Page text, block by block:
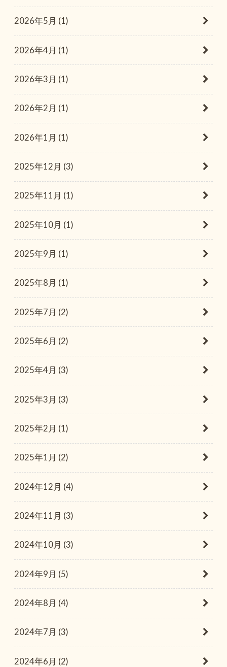
2026年5月 (1)
2026年4月 (1)
2026年3月 (1)
2026年2月 (1)
2026年1月 (1)
2025年12月 (3)
2025年11月 (1)
2025年10月 (1)
2025年9月 (1)
2025年8月 (1)
2025年7月 (2)
2025年6月 (2)
2025年4月 (3)
2025年3月 (3)
2025年2月 (1)
2025年1月 (2)
2024年12月 (4)
2024年11月 (3)
2024年10月 (3)
2024年9月 (5)
2024年8月 (4)
2024年7月 (3)
2024年6月 (2)